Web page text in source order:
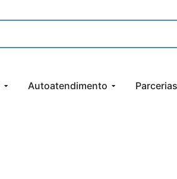
Autoatendimento Parcerias